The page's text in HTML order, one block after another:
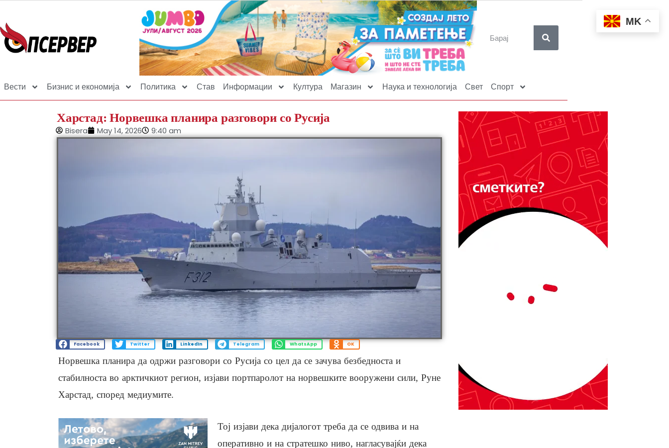
Вести Бизнис и економија Политика Став Информации Култура Магазин Наука и технологија Свет Спорт
Харстад: Норвешка планира разговори со Русија
Bisera May 14, 2026 9:40 am
Facebook Twitter LinkedIn Telegram WhatsApp OK
Норвешка планира да одржи разговори со Русија со цел да се зачува безбедноста и
стабилноста во арктичкиот регион, изјави портпаролот на норвешките вооружени сили, Руне
Харстад, според медиумите.
Тој изјави дека дијалогот треба да се одвива и на
оперативно и на стратешко ниво, нагласувајќи дека
MK